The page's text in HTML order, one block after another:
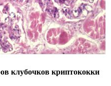
клубочков криптококки